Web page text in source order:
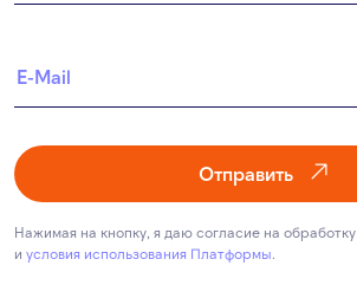
Отправить
Нажимая на кнопку, я даю согласие на обработку
и условия использования Платформы